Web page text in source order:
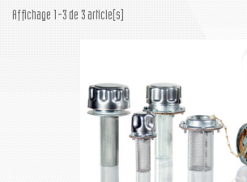
Affichage 1-3 de 3 article(s)